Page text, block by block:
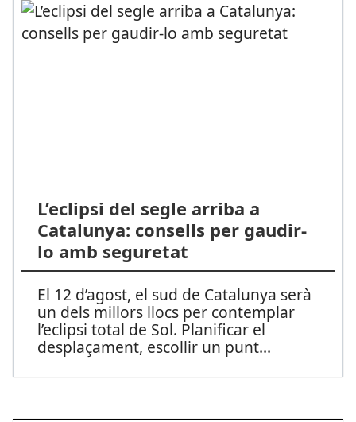
L’eclipsi del segle arriba a
Catalunya: consells per gaudir-
lo amb seguretat
El 12 d’agost, el sud de Catalunya serà
un dels millors llocs per contemplar
l’eclipsi total de Sol. Planificar el
desplaçament, escollir un punt...